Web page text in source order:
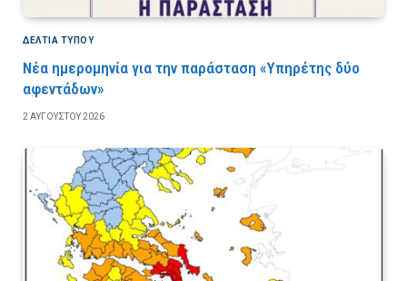
ΔΕΛΤΙΑ ΤΥΠΟΥ
Νέα ημερομηνία για την παράσταση «Υπηρέτης δύο
αφεντάδων»
2 ΑΥΓΟΎΣΤΟΥ 2026